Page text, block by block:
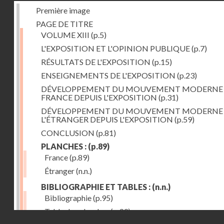
Première image
PAGE DE TITRE
VOLUME XIII (p.5)
L'EXPOSITION ET L'OPINION PUBLIQUE(p.7)
RÉSULTATS DE L'EXPOSITION (p.15)
ENSEIGNEMENTS DE L'EXPOSITION (p.23)
DÉVELOPPEMENT DU MOUVEMENT
FRANCE DEPUIS L'EXPOSITION (p.31)
DÉVELOPPEMENT DU MOUVEMENT
L'ÉTRANGER DEPUIS L'EXPOSITION (p.59)
CONCLUSION (p.81)
PLANCHES : (p.89)
France(p.89)
Étranger(n.n.)
BIBLIOGRAPHIE ET TABLES : (n.n.)
Bibliographie(p.95)
Table des planches(p.99)